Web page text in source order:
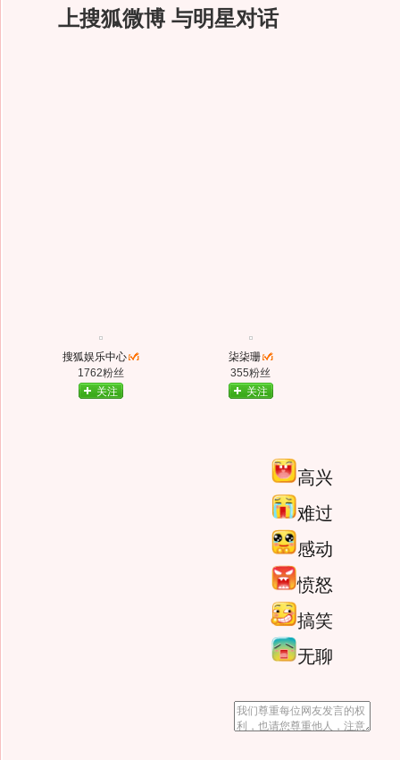
上搜狐微博 与明星对话
搜狐娱乐中心
1762粉丝
关注
柒柒珊
355粉丝
关注
高兴
难过
感动
愤怒
搞笑
无聊